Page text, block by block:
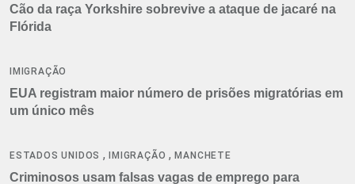
Cão da raça Yorkshire sobrevive a ataque de jacaré na
Flórida
IMIGRAÇÃO
EUA registram maior número de prisões migratórias em
um único mês
ESTADOS UNIDOS ,IMIGRAÇÃO ,MANCHETE
Criminosos usam falsas vagas de emprego para